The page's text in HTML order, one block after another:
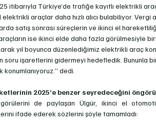
itibarıyla Türkiye’de trafiğe kayıtlı elektrikli
araçlar daha hızlı alıcı bulabiliyor. Vergi
satış sonrası süreçlerin ve ikinci el
ise ikinci elde daha fazla görülmesiyle
yıl boyunca düzenlediğimiz elektrikli araç
soru işaretlerini gidermeyi hedefledik. Bununla
dedi.
2025’e benzer seyredeceğini
de paylaşan Ülgür, ikinci el
ifade ederek sözlerini şöyle tamamladı: